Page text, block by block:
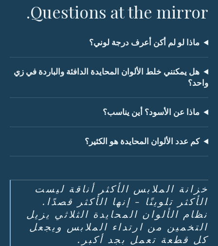
Questions at the mirror.
ماذا لو لم أكن أعرف درجة لوني؟
هل يمكنني خلط الألوان المحايدة الدافئة والباردة في زي
واحد؟
ماذا عن الأسود؟ أين يناسب؟
كم عدد الألوان المحايدة هو الكثير؟
خزانة الملابس الأكثر أناقة ليست
الأكثر تلوينًا - إنها الأكثر قصدًا.
نظام الألوان المحايدة الثلاثي يزيل
التخمين من ارتداء الملابس ويجعل
كل قطعة تعمل بجد أكبر.